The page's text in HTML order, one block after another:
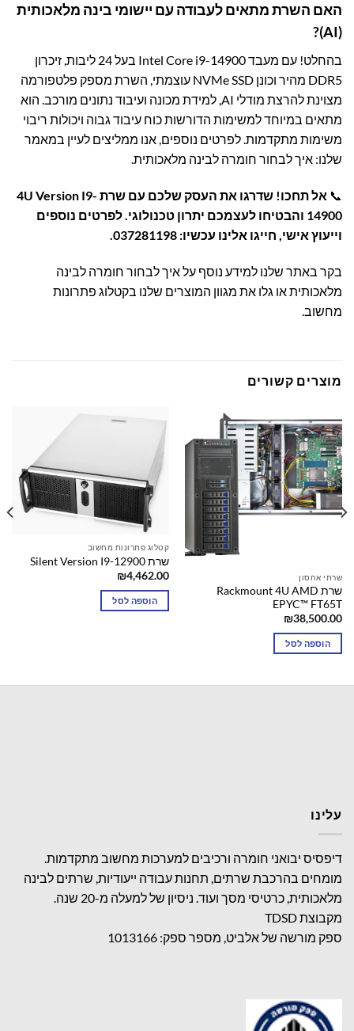
האם השרת מתאים לעבודה עם יישומי בינה מלאכותית
(AI)?
בהחלט! עם מעבד Intel Core i9-14900 בעל 24 ליבות, זיכרון
DDR5 מהיר וכונן NVMe SSD עוצמתי, השרת מספק פלטפורמה
מצוינת להרצת מודלי AI, למידת מכונה ועיבוד נתונים מורכב. הוא
מתאים במיוחד למשימות הדורשות כוח עיבוד גבוה ויכולות ריבוי
משימות מתקדמות. לפרטים נוספים, אנו ממליצים לעיין במאמר
שלנו: איך לבחור חומרה לבינה מלאכותית.
📞
אל תחכו! שדרגו את העסק שלכם עם שרת 4U Version I9-
14900 והבטיחו לעצמכם יתרון טכנולוגי. לפרטים נוספים
וייעוץ אישי, חייגו אלינו עכשיו: 037281198
בקר באתר שלנו למידע נוסף עלאיך לבחור חומרה לבינה
מלאכותיתאו גלו את מגוון המוצרים שלנו בקטלוג פתרונות
מחשוב
מוצרים קשורים
שרתי אחסון
שרת Rackmount 4U AMD
EPYC™ FT65T
₪38,500.00
הוספה לסל
קטלוג פתרונות מחשוב
שרת Silent Version I9-12900
₪4,462.00
הוספה לסל
עלינו
דיפסיס יבואני חומרה ורכיבים למערכות מחשוב מתקדמות.
מומחים בהרכבת שרתים, תחנות עבודה ייעודיות, שרתים לבינה
מלאכותית, כרטיסי מסך ועוד. ניסיון של למעלה מ-20 שנה.
מקבוצת TDSD
ספק מורשה של אלביט, מספר ספק: 1013166